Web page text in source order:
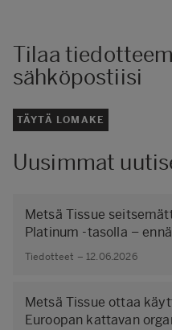
Tilaa
sähköpostiisi
TÄYTÄ LOMAKE
Uusimmat
Metsä Tissue
Platinum -tasolla –
Tiedotteet – 12.06.2026
Metsä Tissue ottaa
Euroopan kattavan